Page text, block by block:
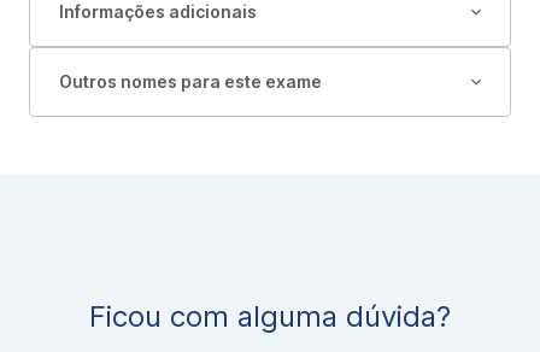
Informações adicionais
Outros nomes para este exame
Ficou com alguma dúvida?